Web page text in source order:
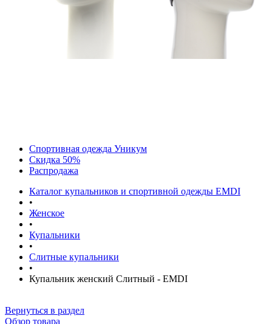
Спортивная одежда Уникум
Скидка 50%
Распродажа
Каталог купальников и спортивной одежды EMDI
•
Женское
•
Купальники
•
Слитные купальники
•
Купальник женский Слитный - EMDI
Вернуться в раздел
Обзор товара